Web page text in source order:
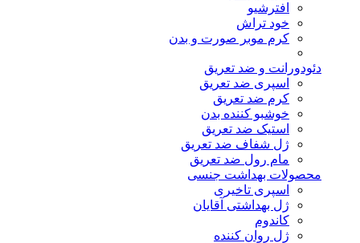
افترشیو
خود تراش
کرم موبر صورت و بدن
دئودورانت و ضد تعریق
اسپری ضد تعریق
کرم ضد تعریق
خوشبو کننده بدن
استیک ضد تعریق
ژل شفاف ضد تعریق
مام رول ضد تعریق
محصولات بهداشت جنسی
اسپری تاخیری
ژل بهداشتی آقایان
کاندوم
ژل روان کننده